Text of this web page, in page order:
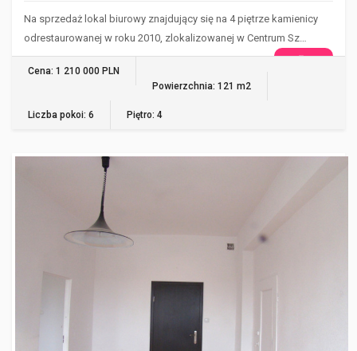
Na sprzedaż lokal biurowy znajdujący się na 4 piętrze kamienicy
odrestaurowanej w roku 2010, zlokalizowanej w Centrum Sz…
WIĘCEJ
Cena: 1 210 000 PLN
Powierzchnia: 121 m2
Liczba pokoi: 6 Piętro: 4